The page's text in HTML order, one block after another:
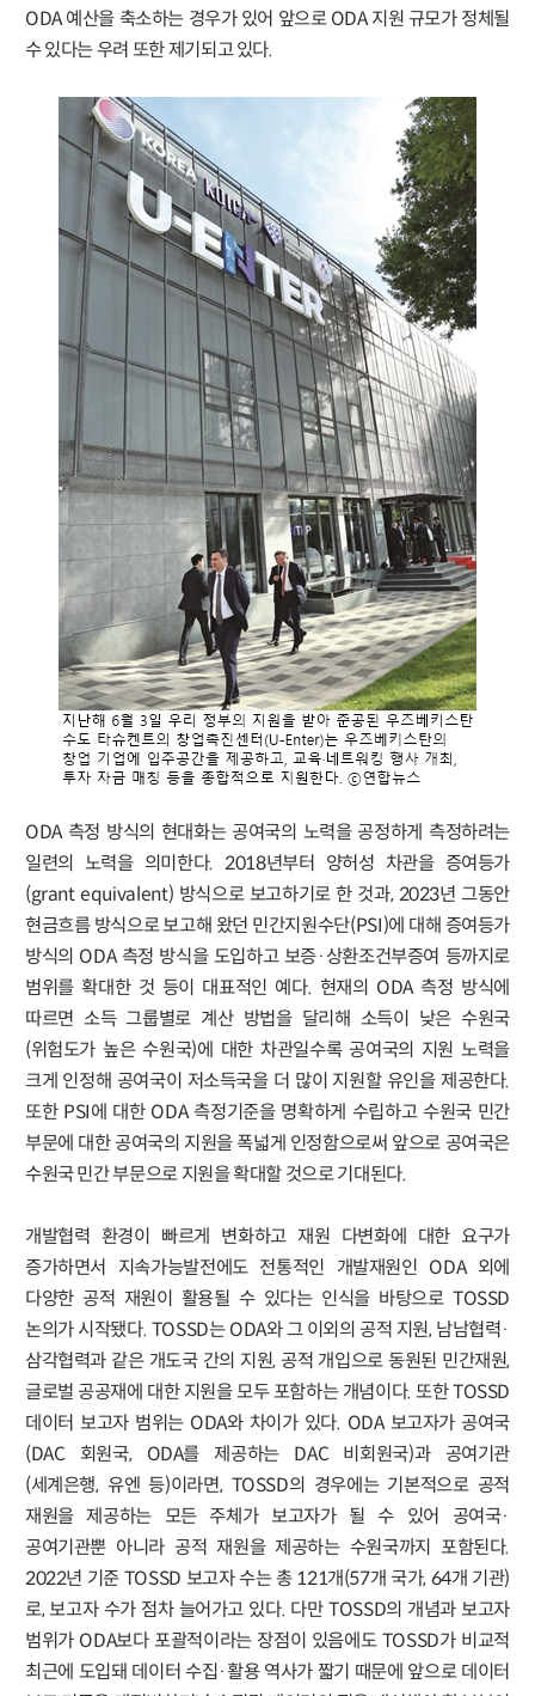
ODA 예산을 축소하는 경우가 있어 앞으로 ODA 지원 규모가 정체될
수 있다는 우려 또한 제기되고 있다.
ODA 측정 방식의 현대화는 공여국의 노력을 공정하게 측정하려는
일련의 노력을 의미한다. 2018년부터 양허성 차관을 증여등가
(grant equivalent) 방식으로 보고하기로 한 것과, 2023년 그동안
현금흐름 방식으로 보고해 왔던 민간지원수단(PSI)에 대해 증여등가
방식의 ODA 측정 방식을 도입하고 보증·상환조건부증여 등까지로
범위를 확대한 것 등이 대표적인 예다. 현재의 ODA 측정 방식에
따르면 소득 그룹별로 계산 방법을 달리해 소득이 낮은 수원국
(위험도가 높은 수원국)에 대한 차관일수록 공여국의 지원 노력을
크게 인정해 공여국이 저소득국을 더 많이 지원할 유인을 제공한다.
또한 PSI에 대한 ODA 측정기준을 명확하게 수립하고 수원국 민간
부문에 대한 공여국의 지원을 폭넓게 인정함으로써 앞으로 공여국은
수원국 민간 부문으로 지원을 확대할 것으로 기대된다.
개발협력 환경이 빠르게 변화하고 재원 다변화에 대한 요구가
증가하면서 지속가능발전에도 전통적인 개발재원인 ODA 외에
다양한 공적 재원이 활용될 수 있다는 인식을 바탕으로 TOSSD
논의가 시작됐다. TOSSD는 ODA와 그 이외의 공적 지원, 남남협력·
삼각협력과 같은 개도국 간의 지원, 공적 개입으로 동원된 민간재원,
글로벌 공공재에 대한 지원을 모두 포함하는 개념이다. 또한 TOSSD
데이터 보고자 범위는 ODA와 차이가 있다. ODA 보고자가 공여국
(DAC 회원국, ODA를 제공하는 DAC 비회원국)과 공여기관
(세계은행, 유엔 등)이라면, TOSSD의 경우에는 기본적으로 공적
재원을 제공하는 모든 주체가 보고자가 될 수 있어 공여국·
공여기관뿐 아니라 공적 재원을 제공하는 수원국까지 포함된다.
2022년 기준 TOSSD 보고자 수는 총 121개(57개 국가, 64개 기관)
로, 보고자 수가 점차 늘어가고 있다. 다만 TOSSD의 개념과 보고자
범위가 ODA보다 포괄적이라는 장점이 있음에도 TOSSD가 비교적
최근에 도입돼 데이터 수집·활용 역사가 짧기 때문에 앞으로 데이터